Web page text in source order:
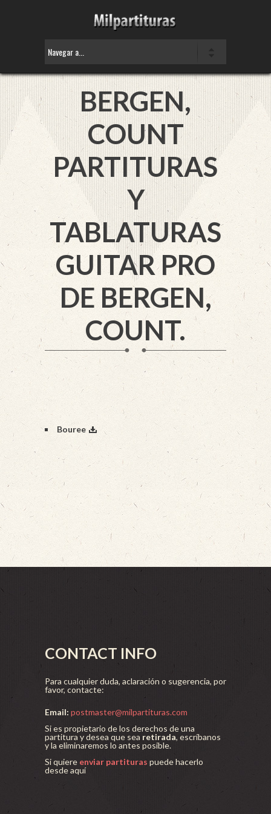
BERGEN,
COUNT
PARTITURAS
Y
TABLATURAS
GUITAR PRO
DE BERGEN,
COUNT.
Bouree
CONTACT INFO
Para cualquier duda, aclaración o sugerencia, por
favor, contacte:
Email: postmaster@milpartituras.com
Si es propietario de los derechos de una
partitura y desea que sea retirada, escríbanos
y la eliminaremos lo antes posible.
Si quiere enviar partituras puede hacerlo
desde aquí